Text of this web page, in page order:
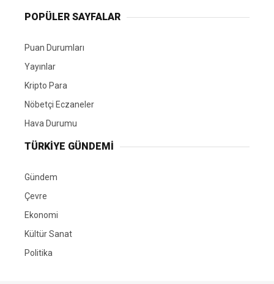
POPÜLER SAYFALAR
Puan Durumları
Yayınlar
Kripto Para
Nöbetçi Eczaneler
Hava Durumu
TÜRKIYE GÜNDEMI
Gündem
Çevre
Ekonomi
Kültür Sanat
Politika